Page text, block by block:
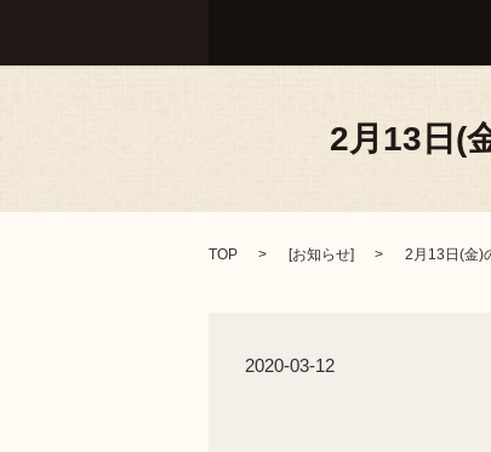
2月13日(
TOP [お知らせ] 2月13日(金)
2020-03-12